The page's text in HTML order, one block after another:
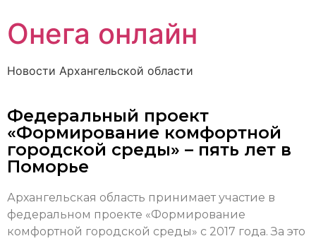
Онега онлайн
Новости Архангельской области
Федеральный проект
«Формирование комфортной
городской среды» – пять лет в
Поморье
Архангельская область принимает участие в
федеральном проекте «Формирование
комфортной городской среды» с 2017 года. За это